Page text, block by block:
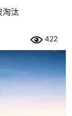
淘汰
422